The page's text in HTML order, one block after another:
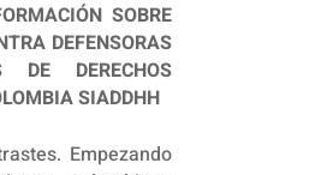
SOBRE
DEFENSORAS
DE DERECHOS
SIADDHH
Empezando